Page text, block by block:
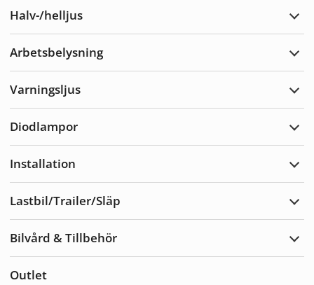
Halv-/helljus
Arbetsbelysning
Varningsljus
Diodlampor
Installation
Lastbil/Trailer/Släp
Bilvård & Tillbehör
Outlet